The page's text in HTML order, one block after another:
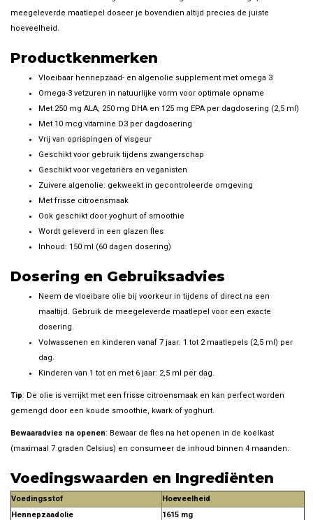
meegeleverde maatlepel doseer je bovendien altijd precies de juiste
hoeveelheid.
Productkenmerken
Vloeibaar hennepzaad- en algenolie supplement met omega 3
Omega-3 vetzuren in natuurlijke vorm voor optimale opname
Met 250 mg ALA, 250 mg DHA en 125 mg EPA per dagdosering (2,5 ml)
Met 10 mcg vitamine D3 per dagdosering
Vrij van oprispingen of visgeur
Geschikt voor gebruik tijdens zwangerschap
Geschikt voor vegetariërs en veganisten
Zuivere algenolie: gekweekt in gecontroleerde omgeving
Met frisse citroensmaak
Ook geschikt door yoghurt of smoothie
Wordt geleverd in een glazen fles
Inhoud: 150 ml (60 dagen dosering)
Dosering en Gebruiksadvies
Neem de vloeibare olie bij voorkeur in tijdens of direct na een
maaltijd. Gebruik de meegeleverde maatlepel voor een exacte
dosering.
Volwassenen en kinderen vanaf 7 jaar: 1 tot 2 maatlepels (2,5 ml) per
dag.
Kinderen van 1 tot en met 6 jaar: 2,5 ml per dag.
Tip: De olie is verrijkt met een frisse citroensmaak en kan perfect worden
gemengd door een koude smoothie, kwark of yoghurt.
Bewaaradvies na openen: Bewaar de fles na het openen in de koelkast
(maximaal 7 graden Celsius) en consumeer de inhoud binnen 4 maanden.
Voedingswaarden en Ingrediënten
Voedingsstof
Hoeveelheid
Hennepzaadolie
1615 mg